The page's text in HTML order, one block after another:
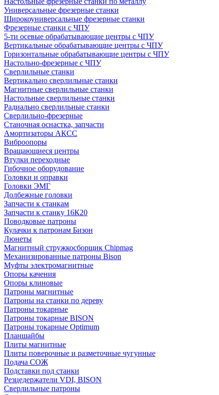
Универсальные фрезерные станки
Широкоуниверсальные фрезерные станки
Фрезерные станки с ЧПУ
5-ти осевые обрабатывающие центры с ЧПУ
Вертикальные обрабатывающие центры с ЧПУ
Горизонтальные обрабатывающие центры с ЧПУ
Настольно-фрезерные с ЧПУ
Сверлильные станки
Вертикально сверлильные станки
Магнитные сверлильные станки
Настольные сверлильные станки
Радиально сверлильные станки
Сверлильно-фрезерные
Станочная оснастка, запчасти
Амортизаторы АКСС
Виброопоры
Вращающиеся центры
Втулки переходные
Гибочное оборудование
Головки и оправки
Головки ЭМГ
Долбежные головки
Запчасти к станкам
Запчасти к станку 16К20
Поводковые патроны
Кулачки к патронам Бизон
Люнеты
Магнитный стружкосборщик Chipmag
Механизированные патроны Bison
Муфты электромагнитные
Опоры качения
Опоры клиновые
Патроны магнитные
Патроны на станки по дереву
Патроны токарные
Патроны токарные BISON
Патроны токарные Optimum
Планшайбы
Плиты магнитные
Плиты поверочные и разметочные чугунные
Подача СОЖ
Подставки под станки
Резцедержатели VDI, BISON
Сверлильные патроны